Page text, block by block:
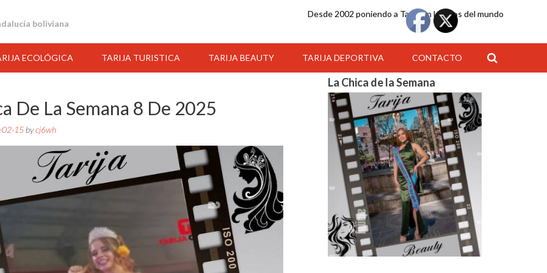
boliviana
Desde 2002 poniendo a Tarija en los ojos del mundo
ECOLÓGICA TARIJA TURISTICA TARIJA BEAUTY TARIJA DEPORTIVA CONTACTO
De La Semana 8 De 2025
02-15bycj6wh
23:00 01:00 02:00 05:00 06:00 07:00 08:00 09:00
La Chica de la Semana